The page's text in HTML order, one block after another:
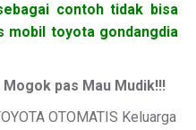
contoh tidak bisa
mobil toyota gondangdia
Mogok pas Mau Mudik!!!
OTOMATIS Keluarga